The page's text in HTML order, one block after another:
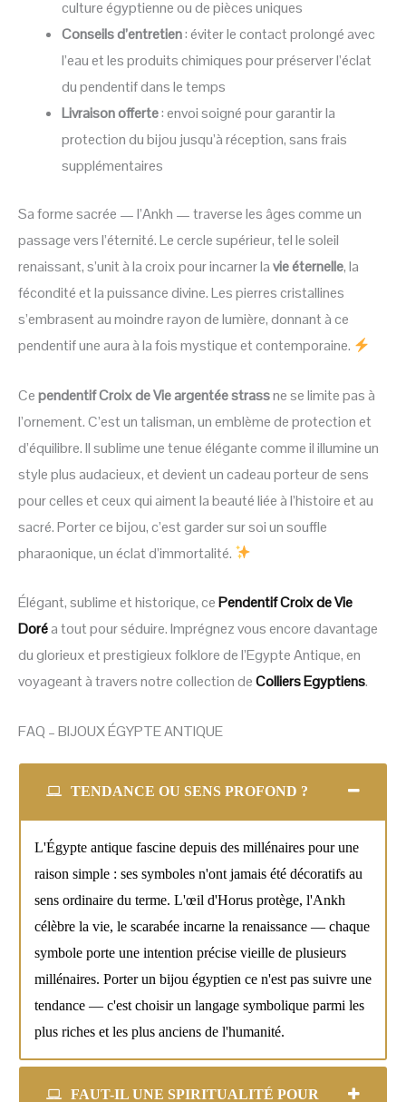
culture égyptienne ou de pièces uniques
Conseils d’entretien: éviter le contact prolongé avec
l’eau et les produits chimiques pour préserver l’éclat
du pendentif dans le temps
Livraison offerte: envoi soigné pour garantir la
protection du bijou jusqu’à réception, sans frais
supplémentaires
Sa forme sacrée — l’Ankh — traverse les âges comme un
passage vers l’éternité. Le cercle supérieur, tel le soleil
renaissant, s’unit à la croix pour incarner lavie éternelle, la
fécondité et la puissance divine. Les pierres cristallines
s’embrasent au moindre rayon de lumière, donnant à ce
pendentif une aura à la fois mystique et contemporaine.
Cependentif Croix de Vie argentée strassne se limite pas à
l’ornement. C’est un talisman, un emblème de protection et
d’équilibre. Il sublime une tenue élégante comme il illumine un
style plus audacieux, et devient un cadeau porteur de sens
pour celles et ceux qui aiment la beauté liée à l’histoire et au
sacré. Porter ce bijou, c’est garder sur soi un souffle
pharaonique, un éclat d’immortalité.
Élégant, sublime et historique, cePendentif Croix de Vie
Doréa tout pour séduire. Imprégnez vous encore davantage
du glorieux et prestigieux folklore de l’Egypte Antique, en
voyageant à travers notre collection deColliers Egyptiens.
FAQ – BIJOUX ÉGYPTE ANTIQUE
TENDANCE OU SENS PROFOND ?
L'Égypte antique fascine depuis des millénaires pour une
raison simple : ses symboles n'ont jamais été décoratifs au
sens ordinaire du terme. L'œil d'Horus protège, l'Ankh
célèbre la vie, le scarabée incarne la renaissance — chaque
symbole porte une intention précise vieille de plusieurs
millénaires. Porter un bijou égyptien ce n'est pas suivre une
tendance — c'est choisir un langage symbolique parmi les
plus riches et les plus anciens de l'humanité.
FAUT-IL UNE SPIRITUALITÉ POUR